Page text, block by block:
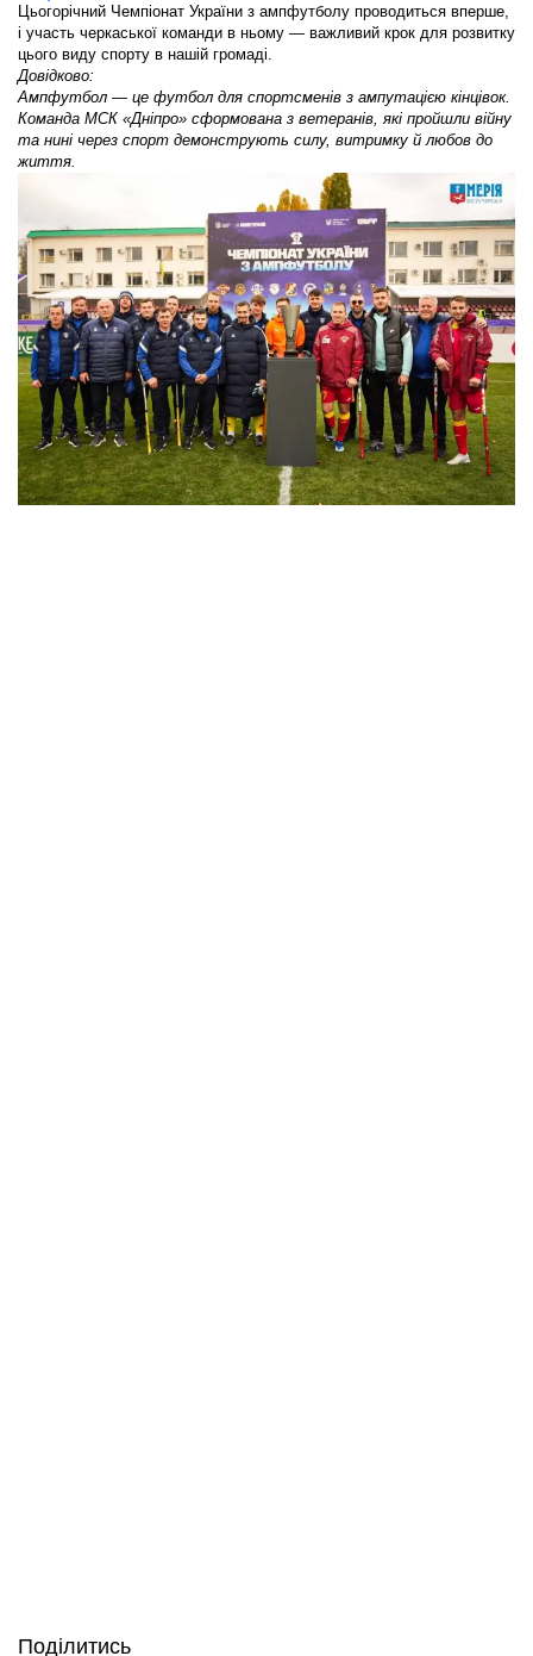
Цьогорічний Чемпіонат України з ампфутболу проводиться вперше,
і участь черкаської команди в ньому — важливий крок для розвитку
цього виду спорту в нашій громаді.
Довідково:
Ампфутбол — це футбол для спортсменів з ампутацією кінцівок.
Команда МСК «Дніпро» сформована з ветеранів, які пройшли війну
та нині через спорт демонструють силу, витримку й любов до
життя.
Поділитись